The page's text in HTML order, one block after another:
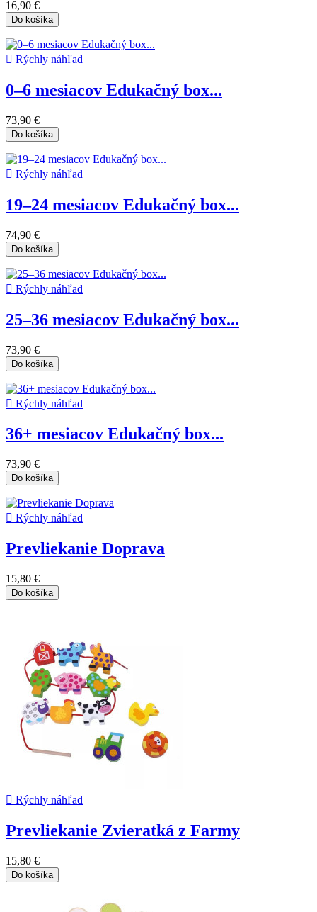
16,90 €
Do košíka
 Rýchly náhľad
0–6 mesiacov Edukačný box...
73,90 €
Do košíka
 Rýchly náhľad
19–24 mesiacov Edukačný box...
74,90 €
Do košíka
 Rýchly náhľad
25–36 mesiacov Edukačný box...
73,90 €
Do košíka
 Rýchly náhľad
36+ mesiacov Edukačný box...
73,90 €
Do košíka
 Rýchly náhľad
Prevliekanie Doprava
15,80 €
Do košíka
 Rýchly náhľad
Prevliekanie Zvieratká z Farmy
15,80 €
Do košíka